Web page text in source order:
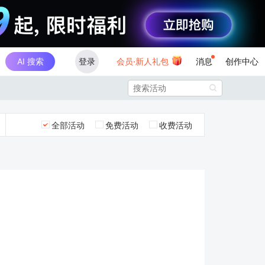
AI 搜索 登录 会员·新人礼包 消息 创作中心

全部活动 免费活动 收费活动